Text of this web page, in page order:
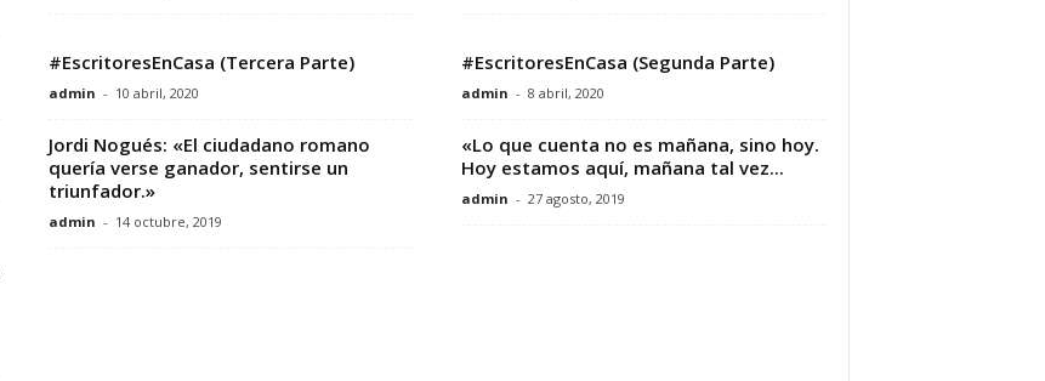
#EscritoresEnCasa (Tercera Parte)
admin - 10 abril, 2020
#EscritoresEnCasa (Segunda Parte)
admin - 8 abril, 2020
Jordi Nogués: «El ciudadano romano
quería verse ganador, sentirse un
triunfador.»
admin - 14 octubre, 2019
«Lo que cuenta no es mañana, sino hoy.
Hoy estamos aquí, mañana tal vez...
admin - 27 agosto, 2019